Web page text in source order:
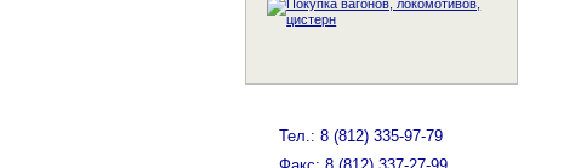
Тел.: 8 (812) 335-97-79